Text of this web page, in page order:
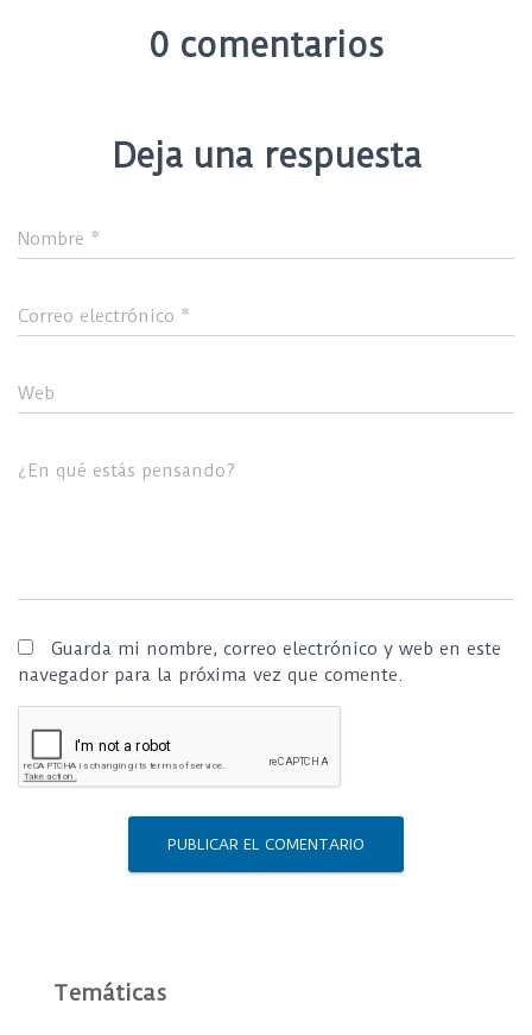
0 comentarios
Deja una respuesta
Nombre *
Correo electrónico *
Web
¿En qué estás pensando?
Guarda mi nombre, correo electrónico y web en este
navegador para la próxima vez que comente.
Temáticas